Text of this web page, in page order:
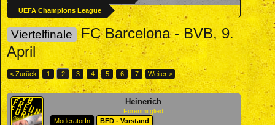
UEFA Champions League
Viertelfinale FC Barcelona - BVB, 9.
April
< Zurück 1 2 3 4 5 6 7 Weiter >
Heinerich
Forenmitglied
ModeratorIn
BFD - Vorstand